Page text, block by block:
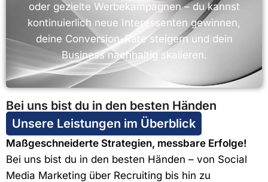
oder gezielte Werbekampagnen – du kannst
kontinuierlich neue Interessenten gewinnen,
deine Conversion-Rate steigern und dein
Business nachhaltig skalieren.
Bei uns bist du in den besten Händen
Unsere Leistungen im Überblick
Maßgeschneiderte Strategien, messbare Erfolge!
Bei uns bist du in den besten Händen – von Social
Media Marketing über Recruiting bis hin zu